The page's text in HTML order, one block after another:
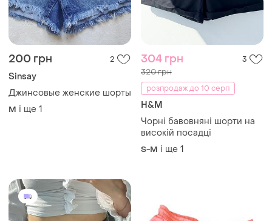
200 грн 2
Sinsay
Джинсовые женские шорты
M і ще 1
304 грн 3
320 грн
розпродаж до 10 серп
H&M
Чорні бавовняні шорти на
високій посадці
S-M і ще 1